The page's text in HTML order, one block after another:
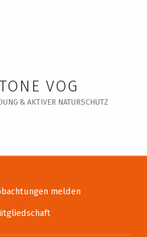
VOG
& AKTIVER NATURSCHUTZ
Facebook
melden